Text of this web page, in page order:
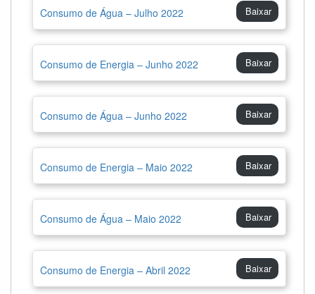
Consumo de Água – Julho 2022 Baixar
Consumo de Energia – Junho 2022 Baixar
Consumo de Água – Junho 2022 Baixar
Consumo de Energia – Maio 2022 Baixar
Consumo de Água – Maio 2022 Baixar
Consumo de Energia – Abril 2022 Baixar